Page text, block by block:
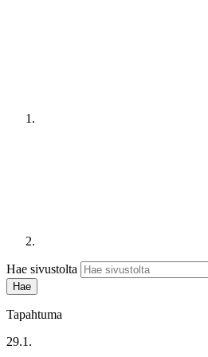
Hae sivustolta
Tapahtuma
29.1.